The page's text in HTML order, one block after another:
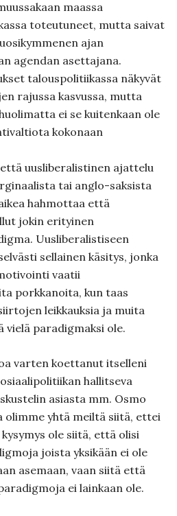
maassa
toteutuneet, mutta saivat
ajan
agendan asettajana.
talouspolitiikassa näkyvät
rajussa kasvussa, mutta
ei se kuitenkaan ole
kokonaan
uusliberalistinen ajattelu
tai anglo-saksista
hahmottaa että
jokin erityinen
Uusliberalistiseen
sellainen käsitys, jonka
vaatii
porkkanoita, kun taas
leikkauksia ja muita
vielä paradigmaksi ole.
varten koettanut itselleni
hallitseva
asiasta mm. Osmo
olimme yhtä meiltä siitä, ettei
ole siitä, että olisi
joista yksikään ei ole
asemaan, vaan siitä että
ei lainkaan ole.